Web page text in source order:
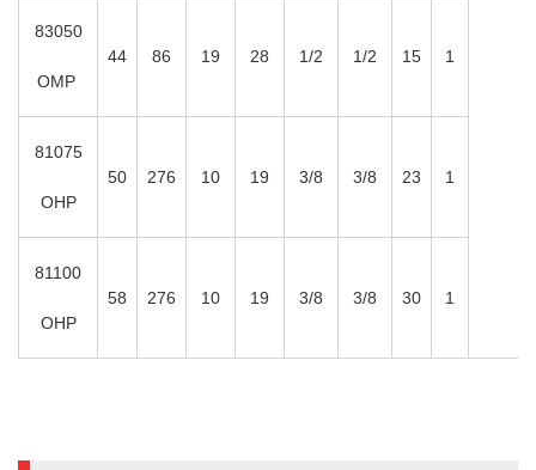
83050
OMP
44 86 19 28 1/2 1/2 15 1
81075
OHP
50 276 10 19 3/8 3/8 23 1
81100
OHP
58 276 10 19 3/8 3/8 30 1